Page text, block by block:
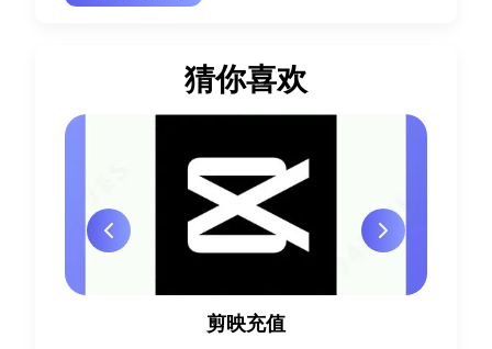
金价格...
猜你喜欢
剪映充值